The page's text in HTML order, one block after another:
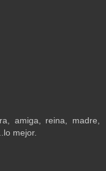
amiga, reina, madre,
mejor.